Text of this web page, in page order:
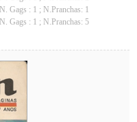
N. Gags : 1 ; N.Pranchas: 1
N. Gags : 1 ; N.Pranchas: 5